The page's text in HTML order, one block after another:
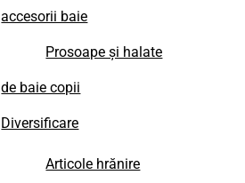
accesorii baie
Prosoape și halate
de baie copii
Diversificare
Articole hrănire